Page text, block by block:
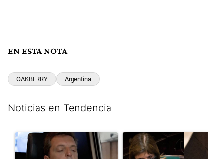
EN ESTA NOTA
OAKBERRY Argentina
Noticias en Tendencia
Un artículo de tendencia con el título "Los gobernadores
Un artículo de tendencia con